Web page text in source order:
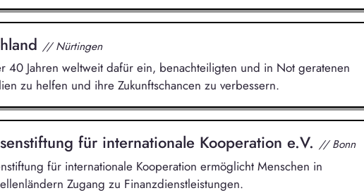
// Nürtingen
40 Jahren weltweit dafür ein, benachteiligten und in Not geratenen
zu helfen und ihre Zukunftschancen zu verbessern.
für internationale Kooperation e.V. // Bonn
für internationale Kooperation ermöglicht Menschen in
Zugang zu Finanzdienstleistungen.